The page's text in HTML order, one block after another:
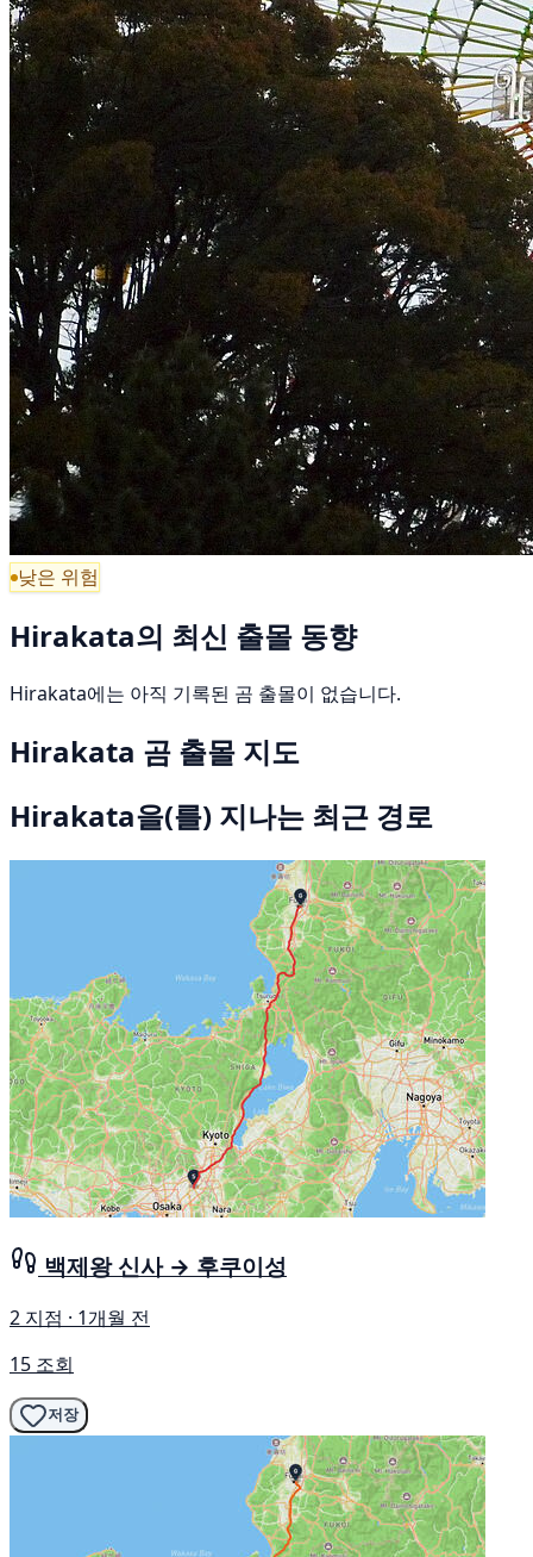
낮은 위험
Hirakata의 최신 출몰 동향
Hirakata에는 아직 기록된 곰 출몰이 없습니다.
Hirakata 곰 출몰 지도
Hirakata을(를) 지나는 최근 경로
백제왕 신사 → 후쿠이성
2 지점 · 1개월 전
15 조회
저장